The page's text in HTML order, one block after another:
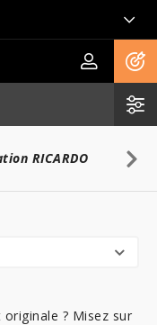
RICARDO
? Misez sur